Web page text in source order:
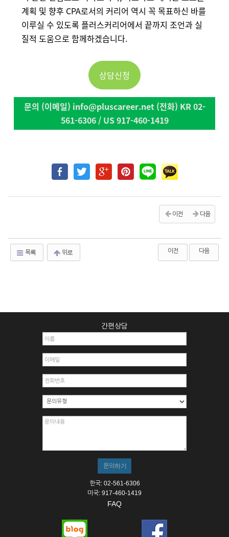
계획 및 향후 CPA로서의 커리어 역시 꼭 목표하신 바를
이루실 수 있도록 플러스커리어에서 끝까지 조언과 실
질적 도움으로 함께하겠습니다.
상담신청
문의 (이메일) info@pluscareer.net (전화) KR 02-
561-6306 / US 917-460-1419
이전 다음
목록 위로 이전 다음
간편상담
한국: 02-561-6306
미국: 917-460-1419
FAQ